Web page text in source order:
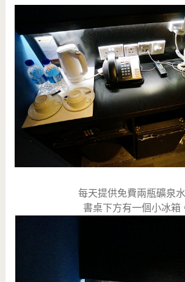
每天提供免費兩瓶礦泉水
書桌下方有一個小冰箱